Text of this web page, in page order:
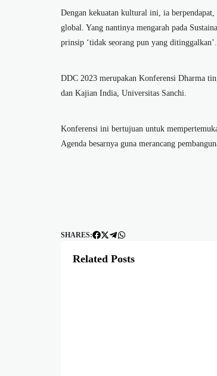
Dengan kekuatan kultural ini, ia
global. Yang nantinya mengarah pada
prinsip ‘tidak seorang pun yang ditinggalkan’.
DDC 2023 merupakan Konferensi Dharma
dan Kajian India, Universitas Sanchi.
Konferensi ini bertujuan untuk
Agenda besarnya guna merancang
SHARES:
Related Posts